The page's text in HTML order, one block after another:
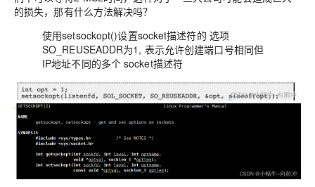
的损失，那有什么方法解决吗？
使用setsockopt()设置socket描述符的 选项
SO_REUSEADDR为1 , 表示允许创建端口号相同但
IP地址不同的多个 socket描述符